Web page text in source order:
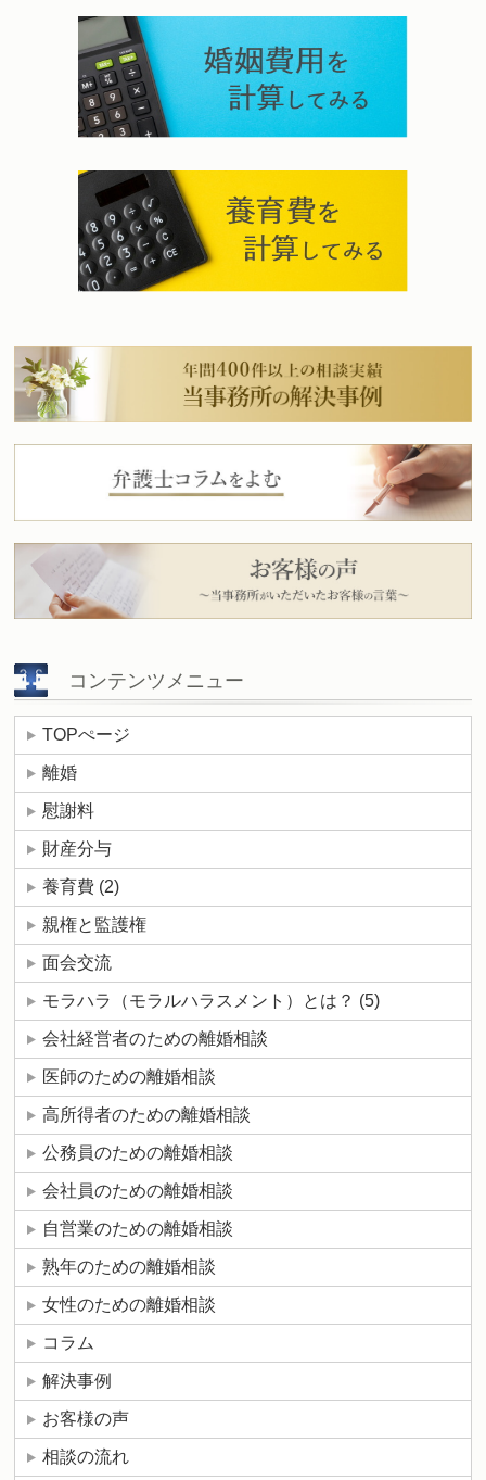
コンテンツメニュー
TOPぺージ
離婚
慰謝料
財産分与
養育費 (2)
親権と監護権
面会交流
モラハラ（モラルハラスメント）とは？ (5)
会社経営者のための離婚相談
医師のための離婚相談
高所得者のための離婚相談
公務員のための離婚相談
会社員のための離婚相談
自営業のための離婚相談
熟年のための離婚相談
女性のための離婚相談
コラム
解決事例
お客様の声
相談の流れ